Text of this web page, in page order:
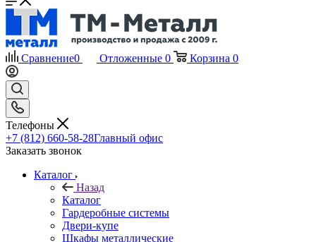
Сравнение0 Отложенные 0 Корзина 0
Телефоны
+7 (812) 660-58-28Главный офис
Заказать звонок
Каталог
Назад
Каталог
Гардеробные системы
Двери-купе
Шкафы металлические